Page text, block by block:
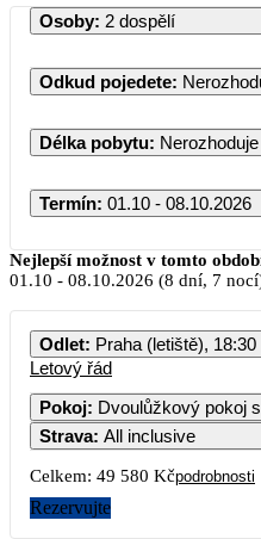
Osoby: 2 dospělí
Odkud pojedete:
Délka pobytu: Nerozhoduje
Termín: 01.10 - 08.10.2026
Nejlepší možnost v tomto
01.10 - 08.10.2026 (8 dní, 7
Odlet: Praha (letiště), 18:30
Letový řád
Pokoj: Dvoulůžkový pokoj
Strava: All inclusive
Celkem: 49 580 Kčpodrobnosti
Rezervujte